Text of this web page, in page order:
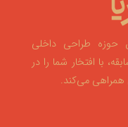
حوزه طراحی داخلی
چاپ با ۱۷ سال سابقه، با افتخار شما را در
همراهی می‌کند.